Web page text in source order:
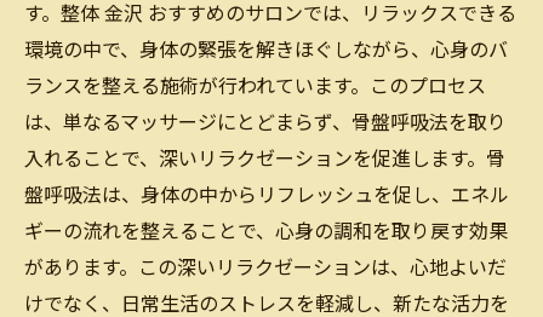
す。整体 金沢 おすすめのサロンでは、リラックスできる
環境の中で、身体の緊張を解きほぐしながら、心身のバ
ランスを整える施術が行われています。このプロセス
は、単なるマッサージにとどまらず、骨盤呼吸法を取り
入れることで、深いリラクゼーションを促進します。骨
盤呼吸法は、身体の中からリフレッシュを促し、エネル
ギーの流れを整えることで、心身の調和を取り戻す効果
があります。この深いリラクゼーションは、心地よいだ
けでなく、日常生活のストレスを軽減し、新たな活力を